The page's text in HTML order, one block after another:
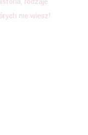
nie wiesz!